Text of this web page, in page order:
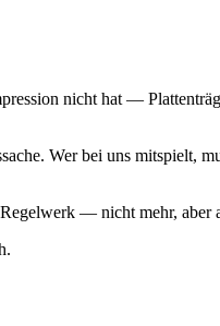
nicht hat —
Wer bei uns mitspielt,
— nicht mehr, aber